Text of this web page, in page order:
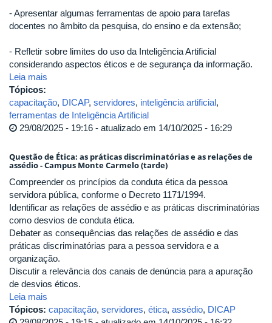
- Apresentar algumas ferramentas de apoio para tarefas
docentes no âmbito da pesquisa, do ensino e da extensão;
- Refletir sobre limites do uso da Inteligência Artificial
considerando aspectos éticos e de segurança da informação.
Leia mais
Tópicos:
capacitação, DICAP, servidores, inteligência artificial,
ferramentas de Inteligência Artificial
29/08/2025 - 19:16 - atualizado em 14/10/2025 - 16:29
Questão de Ética: as práticas discriminatórias e as relações de
assédio - Campus Monte Carmelo (tarde)
Compreender os princípios da conduta ética da pessoa
servidora pública, conforme o Decreto 1171/1994.
Identificar as relações de assédio e as práticas discriminatórias
como desvios de conduta ética.
Debater as consequências das relações de assédio e das
práticas discriminatórias para a pessoa servidora e a
organização.
Discutir a relevância dos canais de denúncia para a apuração
de desvios éticos.
Leia mais
Tópicos: capacitação, servidores, ética, assédio, DICAP